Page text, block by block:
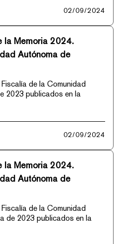
02/09/2024
la Memoria 2024.
Autónoma de
de la Comunidad
2023 publicados en la
02/09/2024
la Memoria 2024.
Autónoma de
de la Comunidad
de 2023 publicados en la